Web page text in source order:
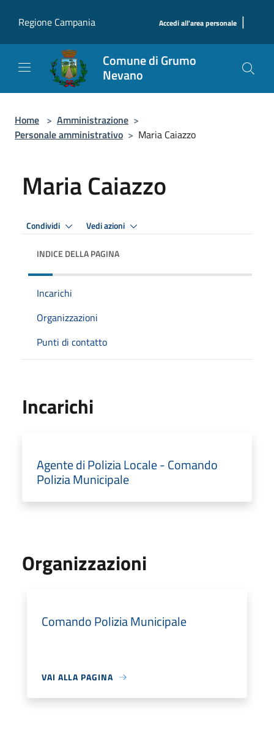
Regione Campania
Accedi all'area personale |
Comune di Grumo
Nevano
Home > Amministrazione >
Personale amministrativo > Maria Caiazzo
Maria Caiazzo
Condividi Vedi azioni
INDICE DELLA PAGINA
Incarichi
Organizzazioni
Punti di contatto
Incarichi
Agente di Polizia Locale - Comando
Polizia Municipale
Organizzazioni
Comando Polizia Municipale
VAI ALLA PAGINA